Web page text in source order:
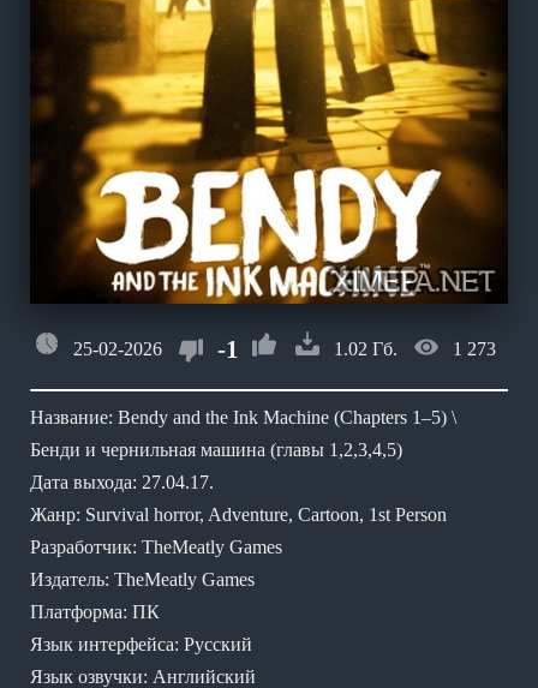
25-02-2026 -1 1.02 Гб. 1 273
Название: Bendy and the Ink Machine (Chapters 1–5) \
Бенди и чернильная машина (главы 1,2,3,4,5)
Дата выхода: 27.04.17.
Жанр: Survival horror, Adventure, Cartoon, 1st Person
Разработчик: TheMeatly Games
Издатель: TheMeatly Games
Платформа: ПК
Язык интерфейса: Русский
Язык озвучки: Английский